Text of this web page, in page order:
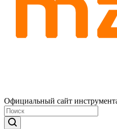
Официальный сайт